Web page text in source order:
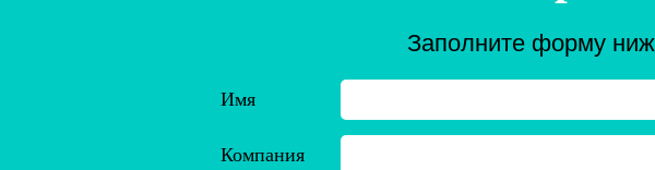
Заполните форму
Имя
Компания